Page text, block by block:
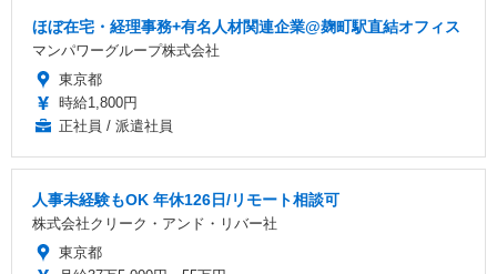
ほぼ在宅・経理事務+有名人材関連企業@麹町駅直結オフィス
マンパワーグループ株式会社
東京都
時給1,800円
正社員 / 派遣社員
人事未経験もOK 年休126日/リモート相談可
株式会社クリーク・アンド・リバー社
東京都